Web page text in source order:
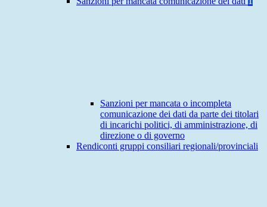
Sanzioni per mancata o incompleta
comunicazione dei dati da parte dei titolari
di incarichi politici, di amministrazione, di
direzione o di governo
Rendiconti gruppi consiliari regionali/provinciali